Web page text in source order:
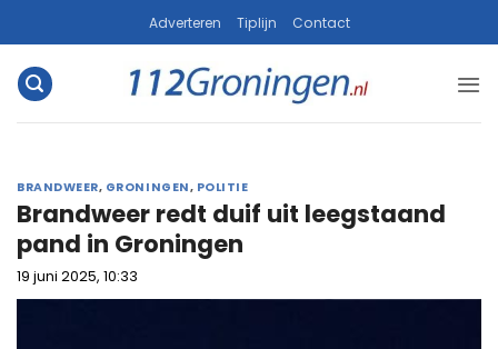
naar
inhoud
Adverteren Tiplijn Contact
BRANDWEER, GRONINGEN, POLITIE
Brandweer redt duif uit leegstaand
pand in Groningen
19 juni 2025, 10:33